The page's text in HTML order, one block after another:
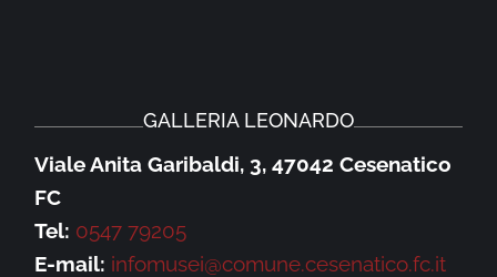
GALLERIA LEONARDO
Viale Anita Garibaldi, 3, 47042 Cesenatico
FC
Tel: 0547 79205
E-mail: infomusei@comune.cesenatico.fc.it